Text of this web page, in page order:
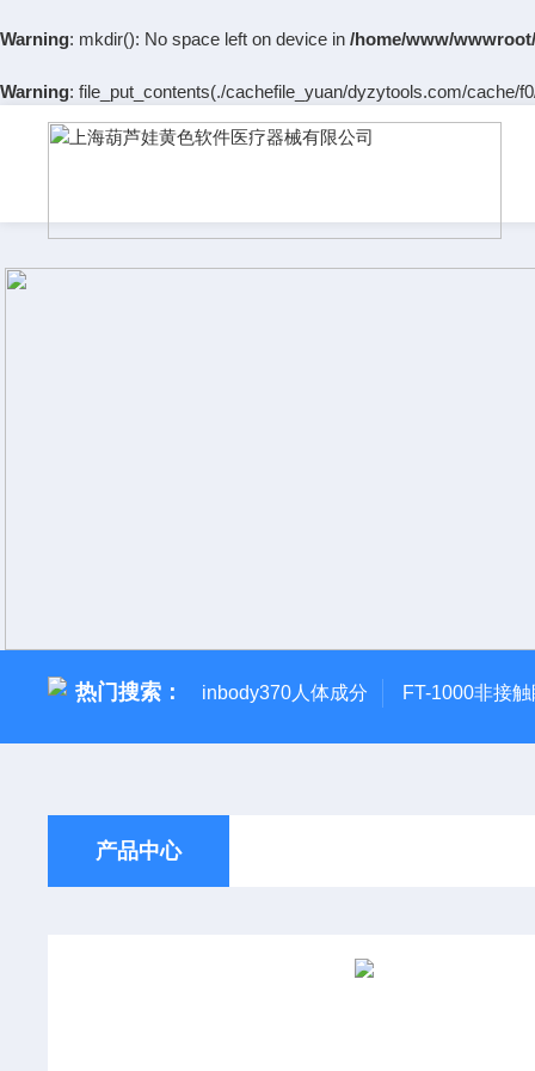
Warning: mkdir(): No space left on device in /home/www/
Warning: file_put_contents(./cachefile_yuan/dyzytools.com/cache/
热门搜索： inbody370人体成分 FT-1000非接
产品中心